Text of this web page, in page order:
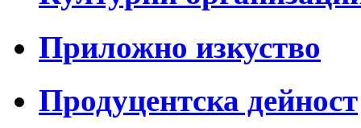
Приложно изкуство
Продуцентска дейност